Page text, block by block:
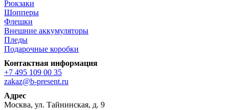
Рюкзаки
Шопперы
Флешки
Внешние аккумуляторы
Пледы
Подарочные коробки
Контактная информация
+7 495 109 00 35
zakaz@b-present.ru
Адрес
Москва, ул. Тайнинская, д. 9